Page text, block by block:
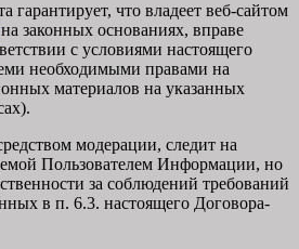
гарантирует, что владеет веб-сайтом
на законных основаниях, вправе
с условиями настоящего
необходимыми правами на
материалов на указанных
модерации, следит на
Пользователем Информации, но
за соблюдений требований
в п. 6.3. настоящего Договора-